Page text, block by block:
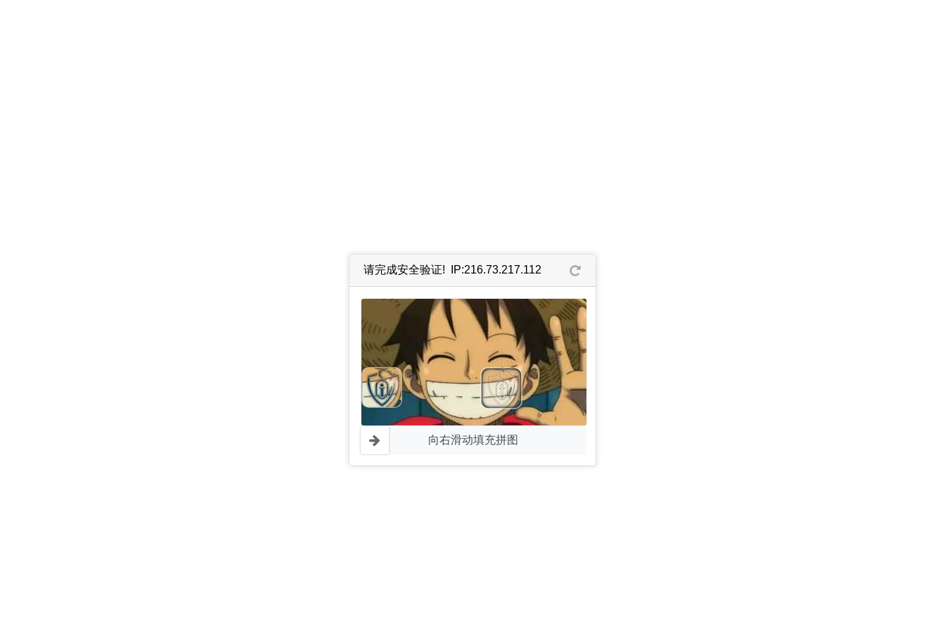
请完成安全验证! IP:216.73.217.112
向右滑动填充拼图